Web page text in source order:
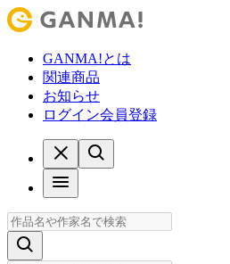
GANMA!とは
関連商品
お知らせ
ログイン会員登録